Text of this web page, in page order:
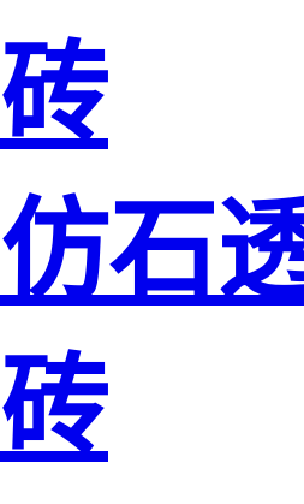
砖
仿石
砖